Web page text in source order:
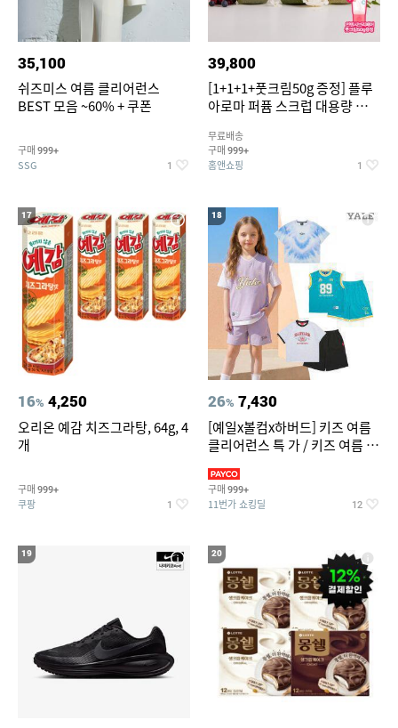
35,100
쉬즈미스 여름 클리어런스
BEST 모음 ~60% + 쿠폰
구매 999+
SSG 1
39,800
[1+1+1+풋크림50g 증정] 플루
아로마 퍼퓸 스크럽 대용량 바디
무료배송
구매 999+
홈앤쇼핑 1
17
16% 4,250
오리온 예감 치즈그라탕, 64g, 4
개
구매 999+
쿠팡 1
18
26% 7,430
[예일x볼컴x하버드] 키즈 여름
클리어런스 특 가 / 키즈 여름 수
구매 999+
11번가 쇼킹딜 12
19 20